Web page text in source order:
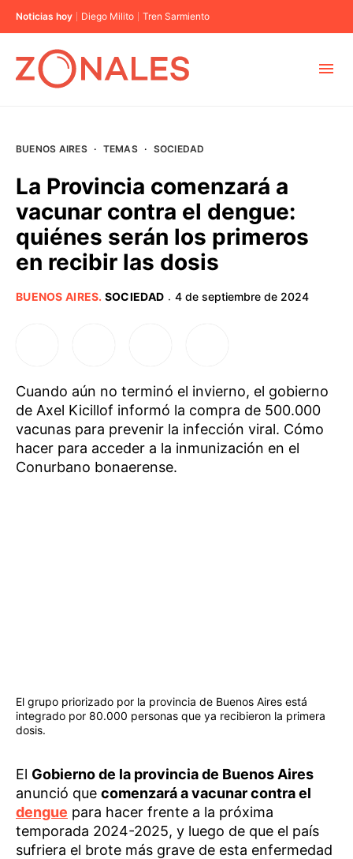
Noticias hoy Diego Milito Tren Sarmiento
BUENOS AIRES
PROVINCIAS
BUENOS AIRES · TEMAS · SOCIEDAD
La Provincia comenzará a
vacunar contra el dengue:
quiénes serán los primeros
en recibir las dosis
BUENOS AIRES. SOCIEDAD · 4 de septiembre de 2024
Cuando aún no terminó el invierno, el gobierno
de Axel Kicillof informó la compra de 500.000
vacunas para prevenir la infección viral. Cómo
hacer para acceder a la inmunización en el
Conurbano bonaerense.
El grupo priorizado por la provincia de Buenos Aires está
integrado por 80.000 personas que ya recibieron la primera
dosis.
El Gobierno de la provincia de Buenos Aires
anunció que comenzará a vacunar contra el
dengue para hacer frente a la próxima
temporada 2024-2025, y luego de que el país
sufriera el brote más grave de esta enfermedad